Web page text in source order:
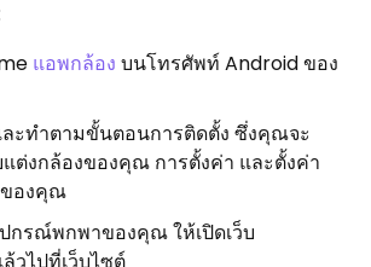
แอพกล้อง บนโทรศัพท์ Android ของ
ะทำตามขั้นตอนการติดตั้ง ซึ่งคุณจะ
ต่งกล้องของคุณ การตั้งค่า และตั้งค่า
องคุณ
รณ์พกพาของคุณ ให้เปิดเว็บ